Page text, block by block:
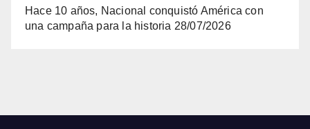
Hace 10 años, Nacional conquistó América con
una campaña para la historia 28/07/2026